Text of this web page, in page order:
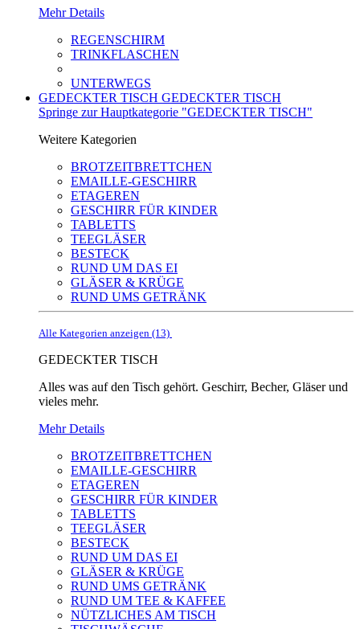
Mehr Details
REGENSCHIRM
TRINKFLASCHEN
UNTERWEGS
GEDECKTER TISCH GEDECKTER TISCH
Springe zur Hauptkategorie "GEDECKTER TISCH"
Weitere Kategorien
BROTZEITBRETTCHEN
EMAILLE-GESCHIRR
ETAGEREN
GESCHIRR FÜR KINDER
TABLETTS
TEEGLÄSER
BESTECK
RUND UM DAS EI
GLÄSER & KRÜGE
RUND UMS GETRÄNK
Alle Kategorien anzeigen (13)
GEDECKTER TISCH
Alles was auf den Tisch gehört. Geschirr, Becher, Gläser und
vieles mehr.
Mehr Details
BROTZEITBRETTCHEN
EMAILLE-GESCHIRR
ETAGEREN
GESCHIRR FÜR KINDER
TABLETTS
TEEGLÄSER
BESTECK
RUND UM DAS EI
GLÄSER & KRÜGE
RUND UMS GETRÄNK
RUND UM TEE & KAFFEE
NÜTZLICHES AM TISCH